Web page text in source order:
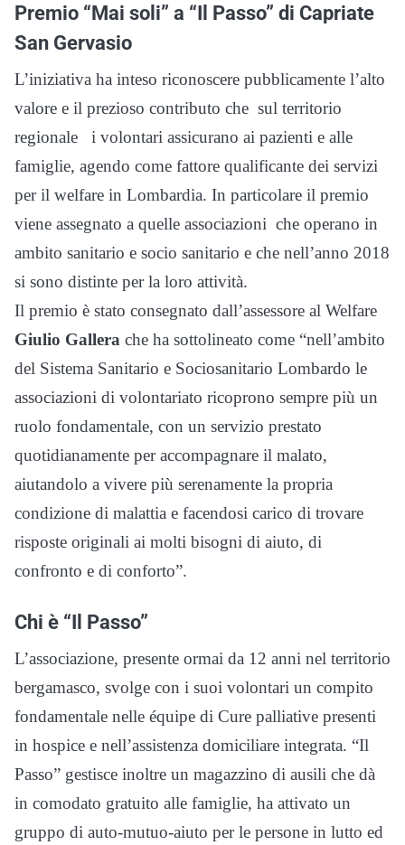
Premio “Mai soli” a “Il Passo” di Capriate
San Gervasio
L’iniziativa ha inteso riconoscere pubblicamente l’alto
valore e il prezioso contributo che sul territorio
regionale i volontari assicurano ai pazienti e alle
famiglie, agendo come fattore qualificante dei servizi
per il welfare in Lombardia. In particolare il premio
viene assegnato a quelle associazioni che operano in
ambito sanitario e socio sanitario e che nell’anno 2018
si sono distinte per la loro attività.
Il premio è stato consegnato dall’assessore al Welfare
Giulio Gallera che ha sottolineato come “nell’ambito
del Sistema Sanitario e Sociosanitario Lombardo le
associazioni di volontariato ricoprono sempre più un
ruolo fondamentale, con un servizio prestato
quotidianamente per accompagnare il malato,
aiutandolo a vivere più serenamente la propria
condizione di malattia e facendosi carico di trovare
risposte originali ai molti bisogni di aiuto, di
confronto e di conforto”.
Chi è “Il Passo”
L’associazione, presente ormai da 12 anni nel territorio
bergamasco, svolge con i suoi volontari un compito
fondamentale nelle équipe di Cure palliative presenti
in hospice e nell’assistenza domiciliare integrata. “Il
Passo” gestisce inoltre un magazzino di ausili che dà
in comodato gratuito alle famiglie, ha attivato un
gruppo di auto-mutuo-aiuto per le persone in lutto ed